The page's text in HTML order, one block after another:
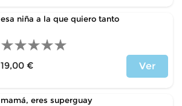
esa niña a la que quiero tanto
19,00 €
Ver
mamá, eres superguay